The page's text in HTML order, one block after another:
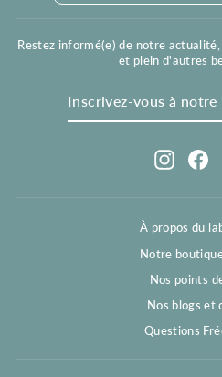
Restez informé(e) de notre
et plein d'autres
À propos du
Notre
Nos points
Nos blogs et
Questions